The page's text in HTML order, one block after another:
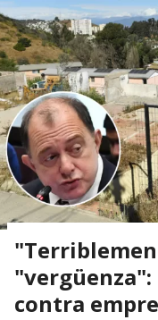
contra